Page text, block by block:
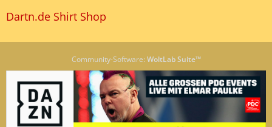
Dartn.de Shirt Shop
Community-Software: WoltLab Suite™